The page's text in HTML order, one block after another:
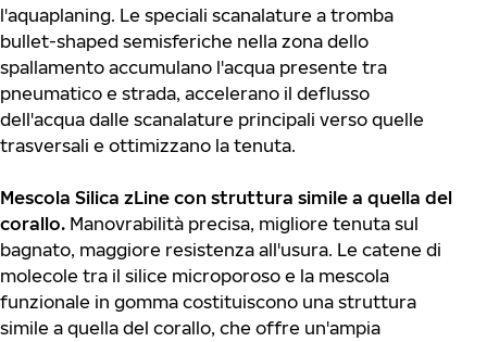
l'aquaplaning. Le speciali scanalature a tromba
bullet-shaped semisferiche nella zona dello
spallamento accumulano l'acqua presente tra
pneumatico e strada, accelerano il deflusso
dell'acqua dalle scanalature principali verso quelle
trasversali e ottimizzano la tenuta.
Mescola Silica zLine con struttura simile a quella del
corallo. Manovrabilità precisa, migliore tenuta sul
bagnato, maggiore resistenza all'usura. Le catene di
molecole tra il silice microporoso e la mescola
funzionale in gomma costituiscono una struttura
simile a quella del corallo, che offre un'ampia